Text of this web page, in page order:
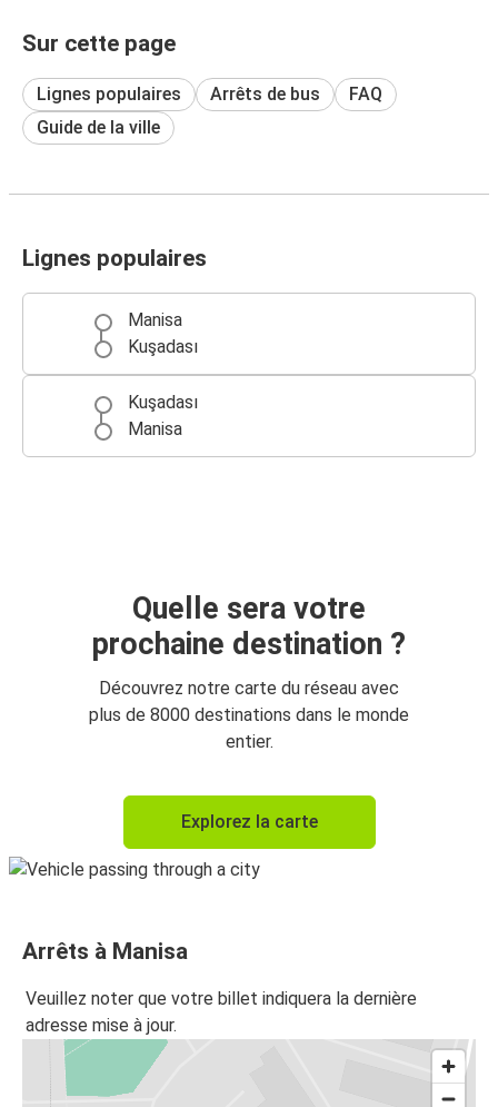
Sur cette page
Lignes populaires Arrêts de bus
FAQ
Guide de la ville
Lignes populaires
Manisa
Kuşadası
Kuşadası
Manisa
Quelle sera votre
prochaine destination ?
Découvrez notre carte du réseau avec
plus de 8000 destinations dans le monde
entier.
Explorez la carte
Arrêts à Manisa
Veuillez noter que votre billet indiquera la dernière
adresse mise à jour.